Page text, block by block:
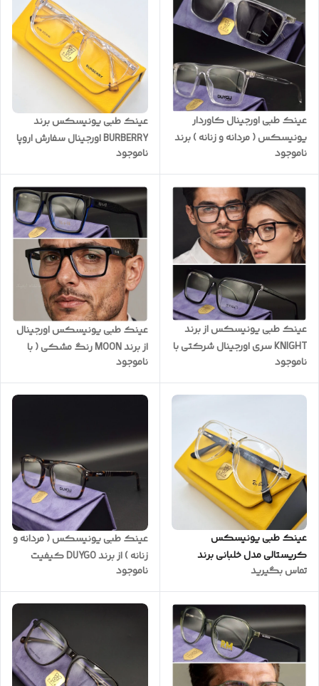
عینک طبی اورجینال کاوردار
یونیسکس ( مردانه و زنانه ) برند
DY8334
ناموجود
عینک طبی یونیسکس برند
BURBERRY اورجینال سفارش اروپا
دسته سیم لولا دوبل رنگ کد
B0023
ناموجود
عینک طبی یونیسکس از برند
KNIGHT سری اورجینال شرکتی با
بدنه استیت کیفیت ضمانتی به
همراه پکیج کامل ( با امکان
سفارش ساخت عدسی ) کد
ناموجود
عینک طبی یونیسکس اورجینال
از برند MOON رنگ مشکی ( با
رگه های آبی ) به همراه پکیج
کامل با ضمانت یکساله ( با
امکان سفارش ساخت عدسی )
ناموجود
عینک طبی یونیسکس
کریستالی مدل خلبانی برند
RAYBAN بدنه استیت اعلاء به
همراه یکسال گارانتی و ضمانت
رنگ و بدنه کد RB2002 CT
تماس بگیرید
عینک طبی یونیسکس ( مردانه و
زنانه ) از برند DUYGO کیفیت
ضمانتی به همراه پک کامل با
امکان سفارش ساخت عدسی با
نمره چشم شما کد DY3330
ناموجود